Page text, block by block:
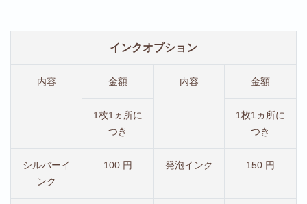
インクオプション
内容 金額 内容 金額
1枚1ヵ所に
つき
1枚1ヵ所に
つき
シルバーイ
ンク
100 円 発泡インク 150 円